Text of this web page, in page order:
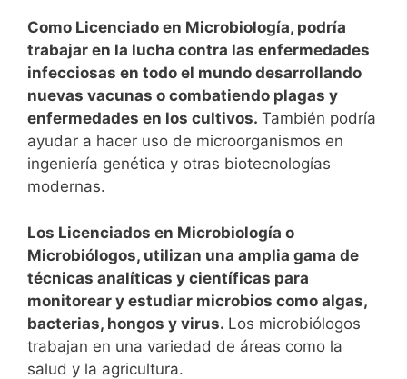
Como Licenciado en Microbiología, podría
trabajar en la lucha contra las enfermedades
infecciosas en todo el mundo desarrollando
nuevas vacunas o combatiendo plagas y
enfermedades en los cultivos. También podría
ayudar a hacer uso de microorganismos en
ingeniería genética y otras biotecnologías
modernas.
Los Licenciados en Microbiología o
Microbiólogos, utilizan una amplia gama de
técnicas analíticas y científicas para
monitorear y estudiar microbios como algas,
bacterias, hongos y virus. Los microbiólogos
trabajan en una variedad de áreas como la
salud y la agricultura.